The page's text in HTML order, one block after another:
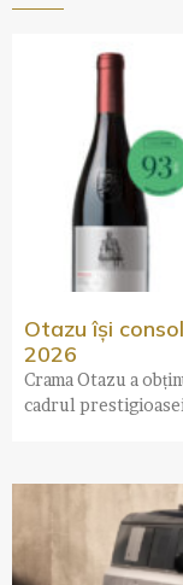
Otazu își
2026
Crama Otazu a
cadrul